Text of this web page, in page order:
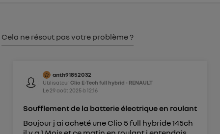
Cela ne résout pas votre problème ?
anth91852032
UtilisateurClio E-Tech full hybrid - RENAULT
Le 29 août 2025à 12:16
Soufflement de la batterie électrique en roulant
Boujour j ai acheté une Clio 5 full hybride 145ch
Pour plus d'informations, veuillez consulter
Politique d'information sur les données